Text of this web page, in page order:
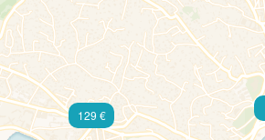
129 €